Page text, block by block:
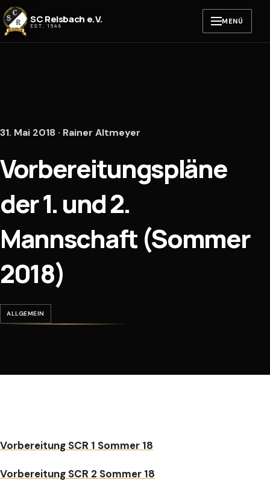
Zum Inhalt springen
SC Reisbach e.V.
EST. 1946 MENÜ
31. Mai 2018 · Rainer Altmeyer
Vorbereitungspläne
der 1. und 2.
Mannschaft (Sommer
2018)
ALLGEMEIN
Vorbereitung SCR 1 Sommer 18
Vorbereitung SCR 2 Sommer 18